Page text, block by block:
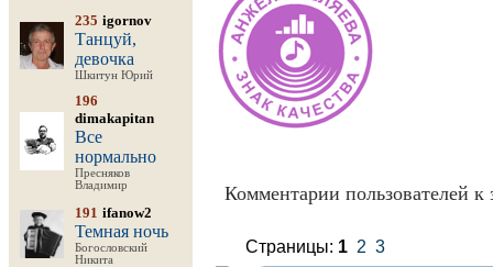
235 igornov
Танцуй,
девочка
Шкитун Юрий
196
dimakapitan
Все
нормально
Пресняков
Владимир
191 ifanow2
Темная ночь
Богословский
Никита
Комментарии пользователей к
Страницы: 1 2 3